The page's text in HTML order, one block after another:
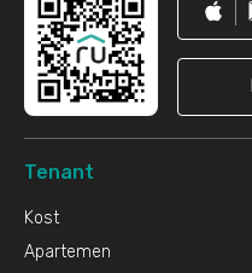
Tenant
Kost
Apartemen